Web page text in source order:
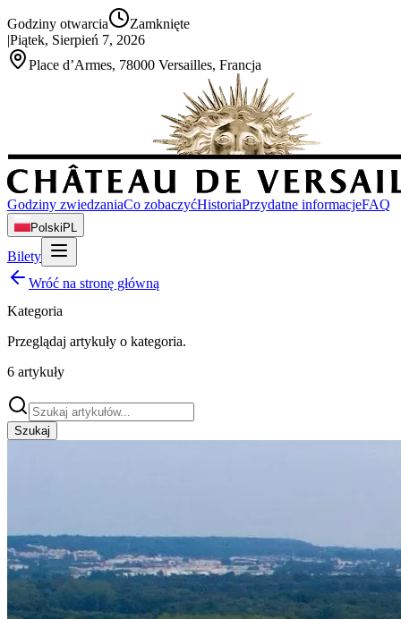
Godziny otwarcia
Zamknięte
|Piątek, Sierpień 7, 2026
Place d’Armes, 78000 Versailles, Francja
Godziny zwiedzaniaCo zobaczyćHistoriaPrzydatne informacjeFAQ
Polski PL
Bilety
Wróć na stronę główną
Kategoria
Przeglądaj artykuły o kategoria.
6 artykuły
Szukaj